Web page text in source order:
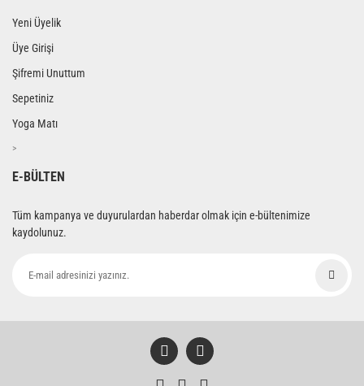
Yeni Üyelik
Üye Girişi
Şifremi Unuttum
Sepetiniz
Yoga Matı
>
E-BÜLTEN
Tüm kampanya ve duyurulardan haberdar olmak için e-bültenimize
kaydolunuz.